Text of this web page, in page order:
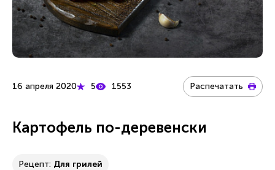
16 апреля 2020 5 1553 Распечатать
Картофель по-деревенски
Рецепт: Для грилей